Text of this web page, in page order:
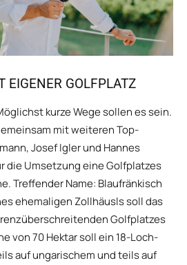
EIGENER GOLFPLATZ
kurze Wege sollen es sein.
mit weiteren Top-
Josef Igler und Hannes
die Umsetzung eine Golfplatzes
Treffender Name: Blaufränkisch
ehemaligen Zollhäusls soll das
Golfplatzes
von 70 Hektar soll ein 18-Loch-
auf ungarischem und teils auf